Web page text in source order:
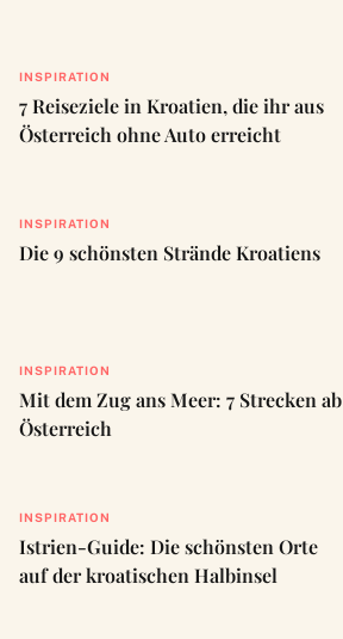
INSPIRATION
7 Reiseziele in Kroatien, die ihr aus
Österreich ohne Auto erreicht
INSPIRATION
Die 9 schönsten Strände Kroatiens
INSPIRATION
Mit dem Zug ans Meer: 7 Strecken ab
Österreich
INSPIRATION
Istrien-Guide: Die schönsten Orte
auf der kroatischen Halbinsel